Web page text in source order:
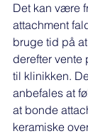
Det kan være
attachment
bruge tid på
derefter vente
til klinikken.
anbefales at
at bonde
keramiske